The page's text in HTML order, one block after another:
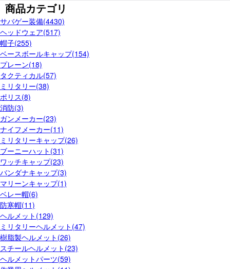
商品カテゴリ
サバゲー装備(4430)
ヘッドウェア(517)
帽子(255)
ベースボールキャップ(154)
プレーン(18)
タクティカル(57)
ミリタリー(38)
ポリス(8)
消防(3)
ガンメーカー(23)
ナイフメーカー(11)
ミリタリーキャップ(26)
ブーニーハット(31)
ワッチキャップ(23)
バンダナキャップ(3)
マリーンキャップ(1)
ベレー帽(6)
防寒帽(11)
ヘルメット(129)
ミリタリーヘルメット(47)
樹脂製ヘルメット(26)
スチールヘルメット(23)
ヘルメットパーツ(59)